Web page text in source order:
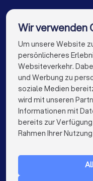
Die besten
info@trustlocal.de
FÜR PRIVATPERSONEN
Wir verwenden
Um unsere Website
persönlicheres
Websiteverkehr.
und Werbung zu
soziale Medien
wird mit unseren
Informationen mit
bereits zur
Rahmen Ihrer